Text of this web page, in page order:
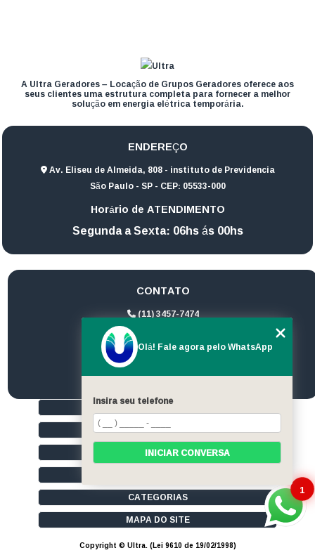
A Ultra Geradores – Locação de Grupos Geradores oferece aos
seus clientes uma estrutura completa para fornecer a melhor
solução em energia elétrica temporária.
ENDEREÇO
Av. Eliseu de Almeida, 808 - instituto de Previdencia
São Paulo - SP - CEP: 05533-000
Horário de ATENDIMENTO
Segunda a Sexta: 06hs ás 00hs
CONTATO
(11) 3457-7474
(11) 94172-1974
contato@ultrageradores.com
HOME
QUEM SOMOS
SERVIÇOS
CATEGORIAS
MAPA DO SITE
Copyright © Ultra. (Lei 9610 de 19/02/1998)
1
Olá! Fale agora pelo WhatsApp
Insira seu telefone
INICIAR CONVERSA